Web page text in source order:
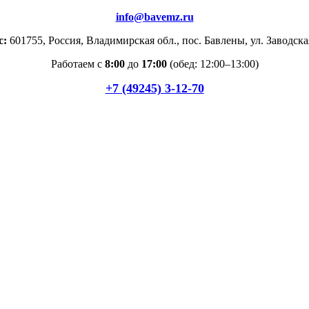
info@bavemz.ru
601755, Россия, Владимирская обл., пос. Бавлены, ул.
Работаем с 8:00до 17:00(обед: 12:00–13:00)
+7 (49245) 3-12-70